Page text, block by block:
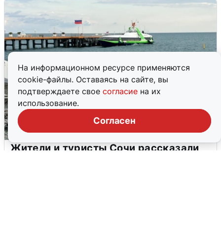
На информационном ресурсе применяются
cookie-файлы. Оставаясь на сайте, вы
подтверждаете свое согласие на их
использование.
Согласен
Жители и туристы Сочи рассказали